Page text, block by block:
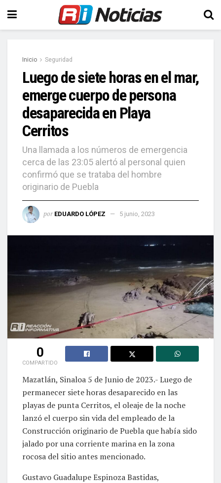
Inicio Seguridad
Luego de siete horas en el mar,
emerge cuerpo de persona
desaparecida en Playa
Cerritos
Una llamada a los números de emergencia
cerca de las 23:05 alertó al personal quien
confirmó que se trataba del hombre
originario de Puebla
por EDUARDO LÓPEZ 5 junio, 2023
0
COMPARTIDO
Mazatlán, Sinaloa 5 de Junio de 2023.- Luego de
permanecer siete horas desaparecido en las
playas de punta Cerritos, el oleaje de la noche
lanzó el cuerpo sin vida del empleado de la
Construcción originario de Puebla que había sido
jalado por una corriente marina en la zona
rocosa del sitio antes mencionado.
Gustavo Guadalupe Espinoza Bastidas,